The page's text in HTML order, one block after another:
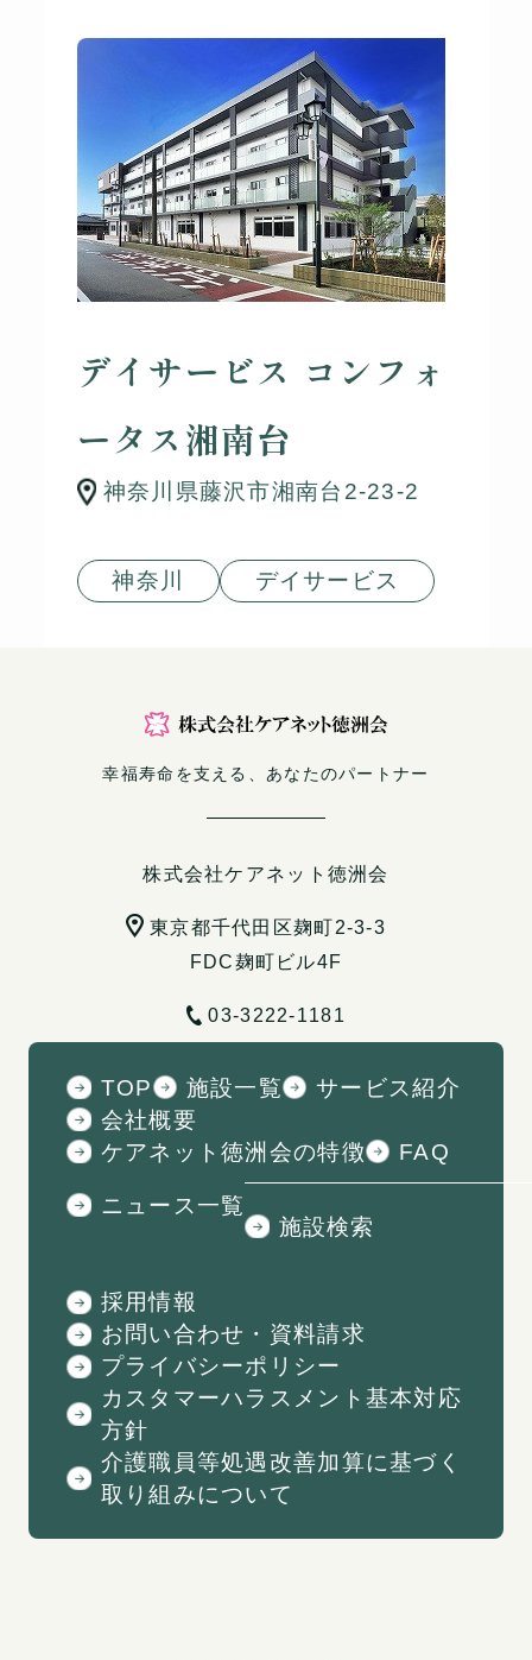
デイサービス コンフォ
ータス湘南台
神奈川県藤沢市湘南台2-23-2
神奈川 デイサービス
幸福寿命を支える、あなたのパートナー
株式会社ケアネット徳洲会
東京都千代田区麹町2-3-3
FDC麹町ビル4F
03-3222-1181
TOP 施設一覧
サービス紹介
会社概要
ケアネット徳洲会の特徴
FAQ
ニュース一覧
施設検索
採用情報
お問い合わせ・資料請求
プライバシーポリシー
カスタマーハラスメント基本対応
方針
介護職員等処遇改善加算に基づく
取り組みについて